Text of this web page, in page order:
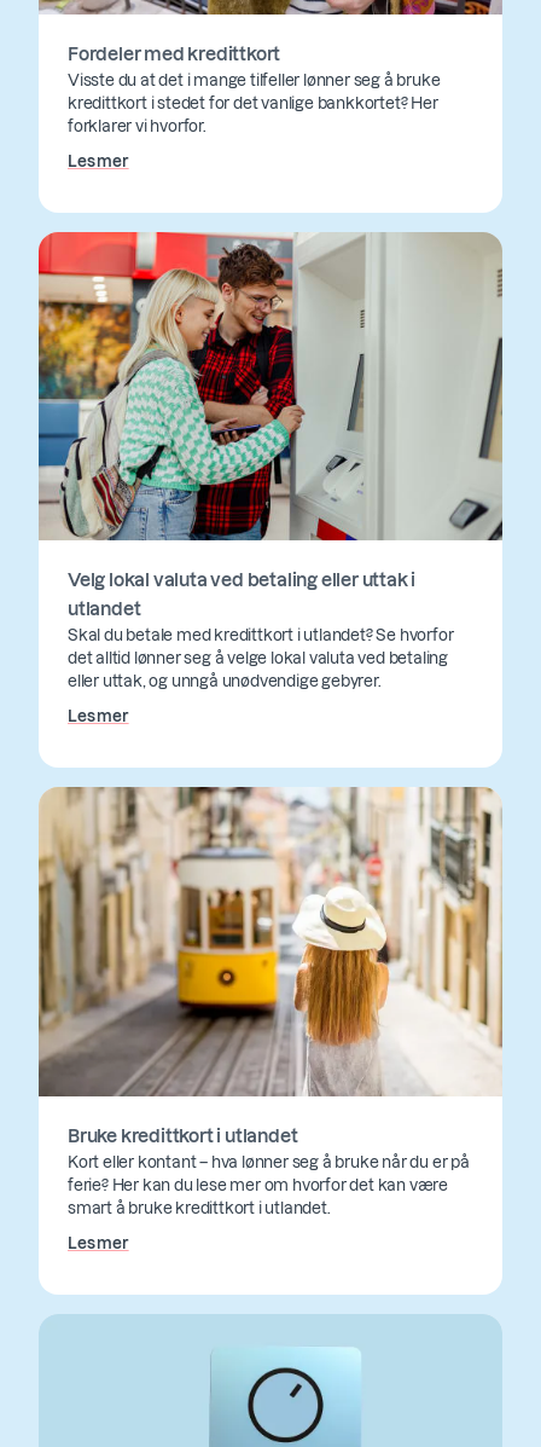
Fordeler med kredittkort
Visste du at det i mange tilfeller lønner seg å bruke
kredittkort i stedet for det vanlige bankkortet? Her
forklarer vi hvorfor.
Les mer
Velg lokal valuta ved betaling eller uttak i
utlandet
Skal du betale med kredittkort i utlandet? Se hvorfor
det alltid lønner seg å velge lokal valuta ved betaling
eller uttak, og unngå unødvendige gebyrer.
Les mer
Bruke kredittkort i utlandet
Kort eller kontant – hva lønner seg å bruke når du er på
ferie? Her kan du lese mer om hvorfor det kan være
smart å bruke kredittkort i utlandet.
Les mer